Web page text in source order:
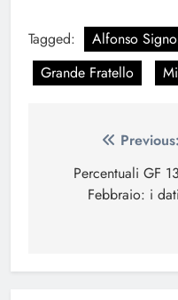
Tagged: Alfonso
Grande Fratello
Navigazione
articoli
Previous:
Percentuali GF 13
Febbraio: i dati